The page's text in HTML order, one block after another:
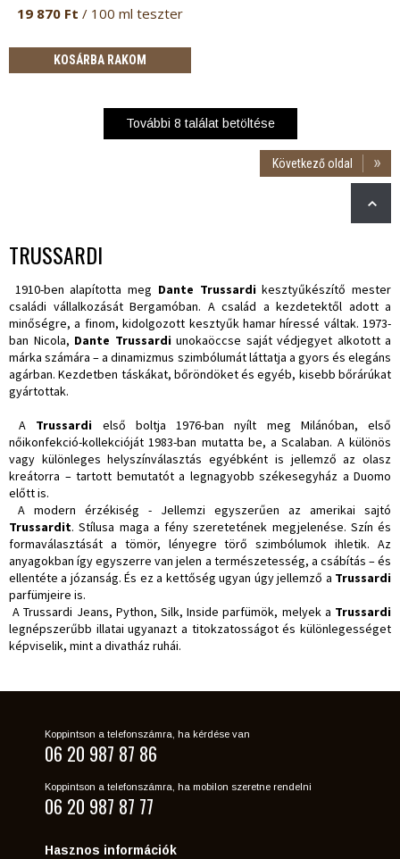
19 870 Ft / 100 ml teszter
KOSÁRBA RAKOM
További 8 találat betöltése
Következő oldal
TRUSSARDI
1910-ben alapította meg Dante Trussardikesztyűkészítő mester
családi vállalkozását Bergamóban. A család a kezdetektől adott a
minőségre, a finom, kidolgozott kesztyűk hamar híressé váltak. 1973-
ban Nicola, Dante Trussardiunokaöccse saját védjegyet alkotott a
márka számára – a dinamizmus szimbólumát láttatja a gyors és elegáns
agárban. Kezdetben táskákat, bőröndöket és egyéb, kisebb bőrárúkat
gyártottak.
A Trussardi első boltja 1976-ban nyílt meg Milánóban, első
nőikonfekció-kollekcióját 1983-ban mutatta be, a Scalaban. A különös
vagy különleges helyszínválasztás egyébként is jellemző az olasz
kreátorra – tartott bemutatót a legnagyobb székesegyház a Duomo
előtt is.
A modern érzékiség - Jellemzi egyszerűen az amerikai sajtó
Trussardit. Stílusa maga a fény szeretetének megjelenése. Szín és
formaválasztását a tömör, lényegre törő szimbólumok ihletik. Az
anyagokban így egyszerre van jelen a természetesség, a csábítás – és
ellentéte a józanság. És ez a kettőség ugyan úgy jellemző a Trussardi
parfümjeire is.
A Trussardi Jeans, Python, Silk, Inside parfümök, melyek a Trussardi
legnépszerűbb illatai ugyanazt a titokzatosságot és különlegességet
képviselik, mint a divatház ruhái.
Koppintson a telefonszámra, ha kérdése van
06 20 987 87 86
Koppintson a telefonszámra, ha mobilon szeretne rendelni
06 20 987 87 77
Hasznos információk